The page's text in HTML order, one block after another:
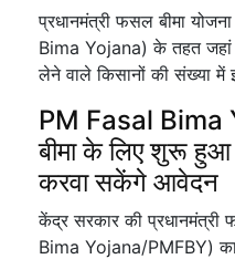
प्रधानमंत्री फसल बीमा
Bima Yojana) के तहत जहां
लेने वाले किसानों की संख्या
PM Fasal Bima
बीमा के लिए शुरू हुआ
करवा सकेंगे आवेदन
केंद्र सरकार की प्रधानमंत्री
Bima Yojana/PMFBY) का